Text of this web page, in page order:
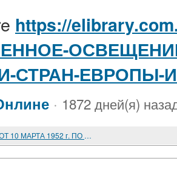
https://
СТРАН-ЕВРОПЫ-
· 1872 дней(я)
О "НОТЕ СТАЛИНА" ОТ 10 МАРТА 1952 г. ПО ГЕРМАНСКОМУ ВОПРОСУ